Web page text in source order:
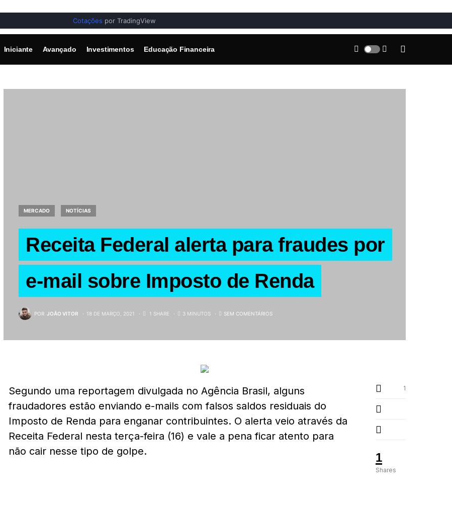
Cotações por TradingView
Iniciante Avançado Investimentos Educação Financeira
MERCADO NOTÍCIAS
Receita Federal alerta para fraudes por
e-mail sobre Imposto de Renda
POR JOÃO VITOR 18 DE MARÇO, 2021 1 SHARE 3 MINUTOS SEM COMENTÁRIOS
1
Shares
1
Segundo uma reportagem divulgada no Agência Brasil, alguns
fraudadores estão enviando e-mails com falsos saldos residuais do
Imposto de Renda para enganar contribuintes. O alerta veio através da
Receita Federal nesta terça-feira (16) e vale a pena ficar atento para
não cair nesse tipo de golpe.